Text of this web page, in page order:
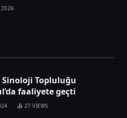
2026
Sinoloji Topluluğu
faaliyete geçti
27VIEWS